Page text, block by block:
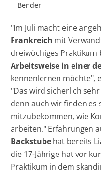
Bender
"Im Juli macht eine
Frankreich mit
dreiwöchiges Praktikum
Arbeitsweise in einer
kennenlernen möchte",
"Das wird sicherlich
denn auch wir finden es
mitzubekommen, wie
arbeiten." Erfahrungen
Backstubehat bereits
die 17-Jährige hat vor
Praktikum in dem